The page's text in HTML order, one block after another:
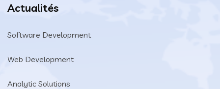
Actualités
Software Development
Web Development
Analytic Solutions